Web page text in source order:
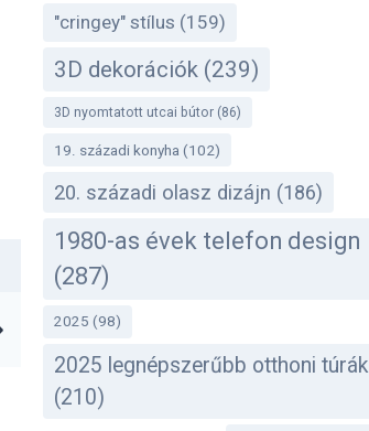
"cringey" stílus (159)
3D dekorációk(239)
3D nyomtatott utcai bútor(86)
19. századi konyha (102)
20. századi olasz dizájn (186)
1980-as évek telefon design
(287)
2025 (98)
2025 legnépszerűbb otthoni túrák
(210)